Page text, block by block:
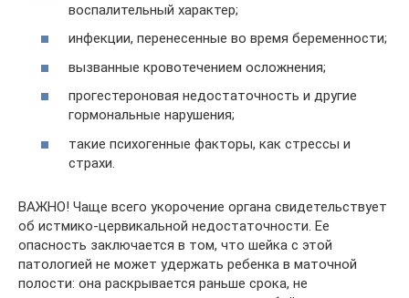
воспалительный характер;
инфекции, перенесенные во время беременности;
вызванные кровотечением осложнения;
прогестероновая недостаточность и другие
гормональные нарушения;
такие психогенные факторы, как стрессы и
страхи.
ВАЖНО! Чаще всего укорочение органа свидетельствует
об истмико-цервикальной недостаточности. Ее
опасность заключается в том, что шейка с этой
патологией не может удержать ребенка в маточной
полости: она раскрывается раньше срока, не